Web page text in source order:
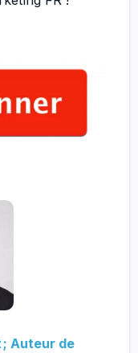
; Auteur de